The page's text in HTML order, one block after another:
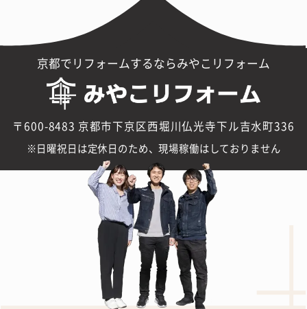
京都でリフォームするならみやこリフォーム
〒600-8483 京都市下京区西堀川仏光寺下ル吉水町336
日曜祝日は定休日のため、現場稼働はしておりません